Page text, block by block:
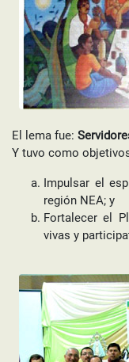
El lema fue:
Y tuvo como
Impulsar el
región NEA; y
Fortalecer el
vivas y